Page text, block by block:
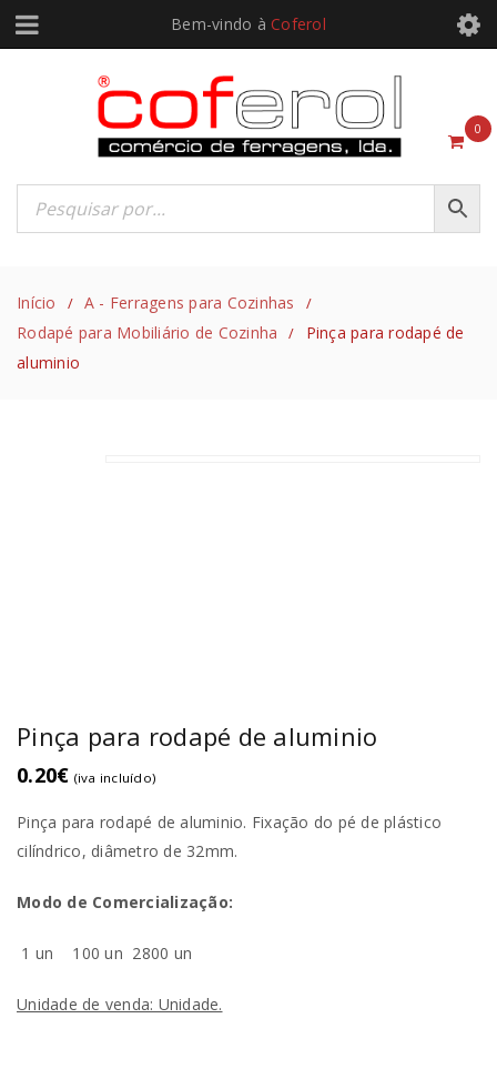
Bem-vindo à Coferol
0
Início / A - Ferragens para Cozinhas /
Rodapé para Mobiliário de Cozinha /
Pinça para rodapé de
aluminio
Pinça para rodapé de aluminio
0.20€ (iva incluído)
Pinça para rodapé de aluminio. Fixação do pé de plástico
cilíndrico, diâmetro de 32mm.
Modo de Comercialização:
1 un 100 un 2800 un
Unidade de venda: Unidade.